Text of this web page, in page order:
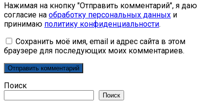
Нажимая на кнопку "Отправить комментарий", я даю
согласие на обработку персональных данных и
принимаю политику конфиденциальности.
Сохранить моё имя, email и адрес сайта в этом
браузере для последующих моих комментариев.
Поиск
Поиск